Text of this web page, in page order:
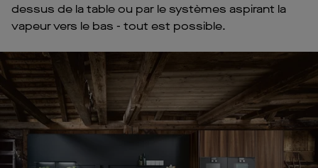
dessus de la table ou par le systèmes aspirant la
vapeur vers le bas - tout est possible.